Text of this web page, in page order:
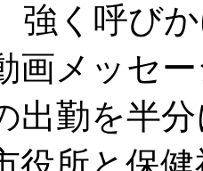
強く呼び
画メッセ
出勤を半